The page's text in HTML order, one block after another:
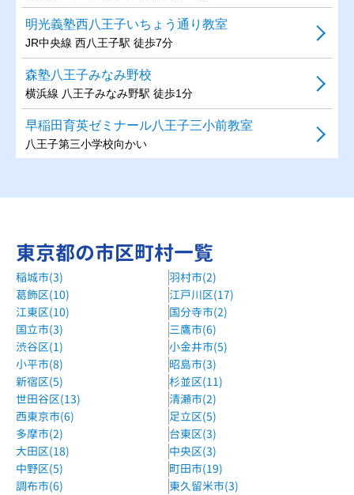
明光義塾西八王子いちょう通り教室
JR中央線 西八王子駅 徒歩7分
森塾八王子みなみ野校
横浜線 八王子みなみ野駅 徒歩1分
早稲田育英ゼミナール八王子三小前教室
八王子第三小学校向かい
JR中央線 西八王子駅 徒歩2分
小宮駅徒歩4分
森塾八王子校
JR八王子駅徒歩2分
東京都の市区町村一覧
稲城市(3)
羽村市(2)
葛飾区(10)
江戸川区(17)
江東区(10)
国分寺市(2)
国立市(3)
三鷹市(6)
渋谷区(1)
小金井市(5)
小平市(8)
昭島市(3)
新宿区(5)
杉並区(11)
世田谷区(13)
清瀬市(2)
西東京市(6)
足立区(5)
多摩市(2)
台東区(3)
大田区(18)
中央区(3)
中野区(5)
町田市(19)
調布市(6)
東久留米市(3)